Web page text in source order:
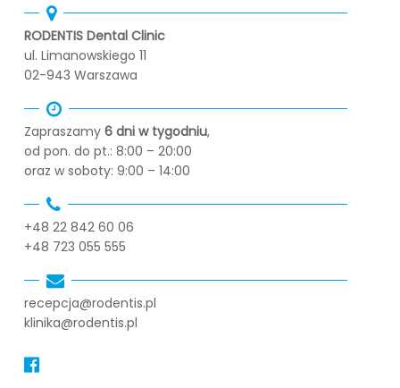
RODENTIS Dental Clinic
ul. Limanowskiego 11
02-943 Warszawa
Zapraszamy6 dni w tygodniu,
od pon. do pt.: 8:00 – 20:00
oraz w soboty: 9:00 – 14:00
+48 22 842 60 06
+48 723 055 555
recepcja@rodentis.pl
klinika@rodentis.pl